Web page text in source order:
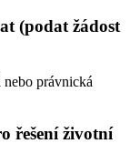
(podat žádost
právnická
řešení životní